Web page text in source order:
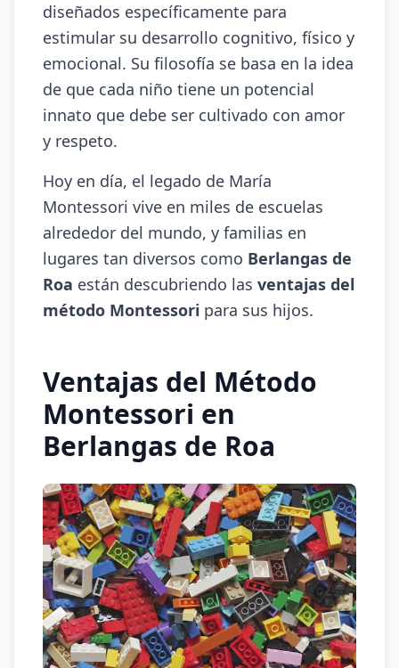
diseñados específicamente para
estimular su desarrollo cognitivo, físico y
emocional. Su filosofía se basa en la idea
de que cada niño tiene un potencial
innato que debe ser cultivado con amor
y respeto.
Hoy en día, el legado de María
Montessori vive en miles de escuelas
alrededor del mundo, y familias en
lugares tan diversos como Berlangas de
Roa están descubriendo las ventajas del
método Montessori para sus hijos.
Ventajas del Método
Montessori en
Berlangas de Roa